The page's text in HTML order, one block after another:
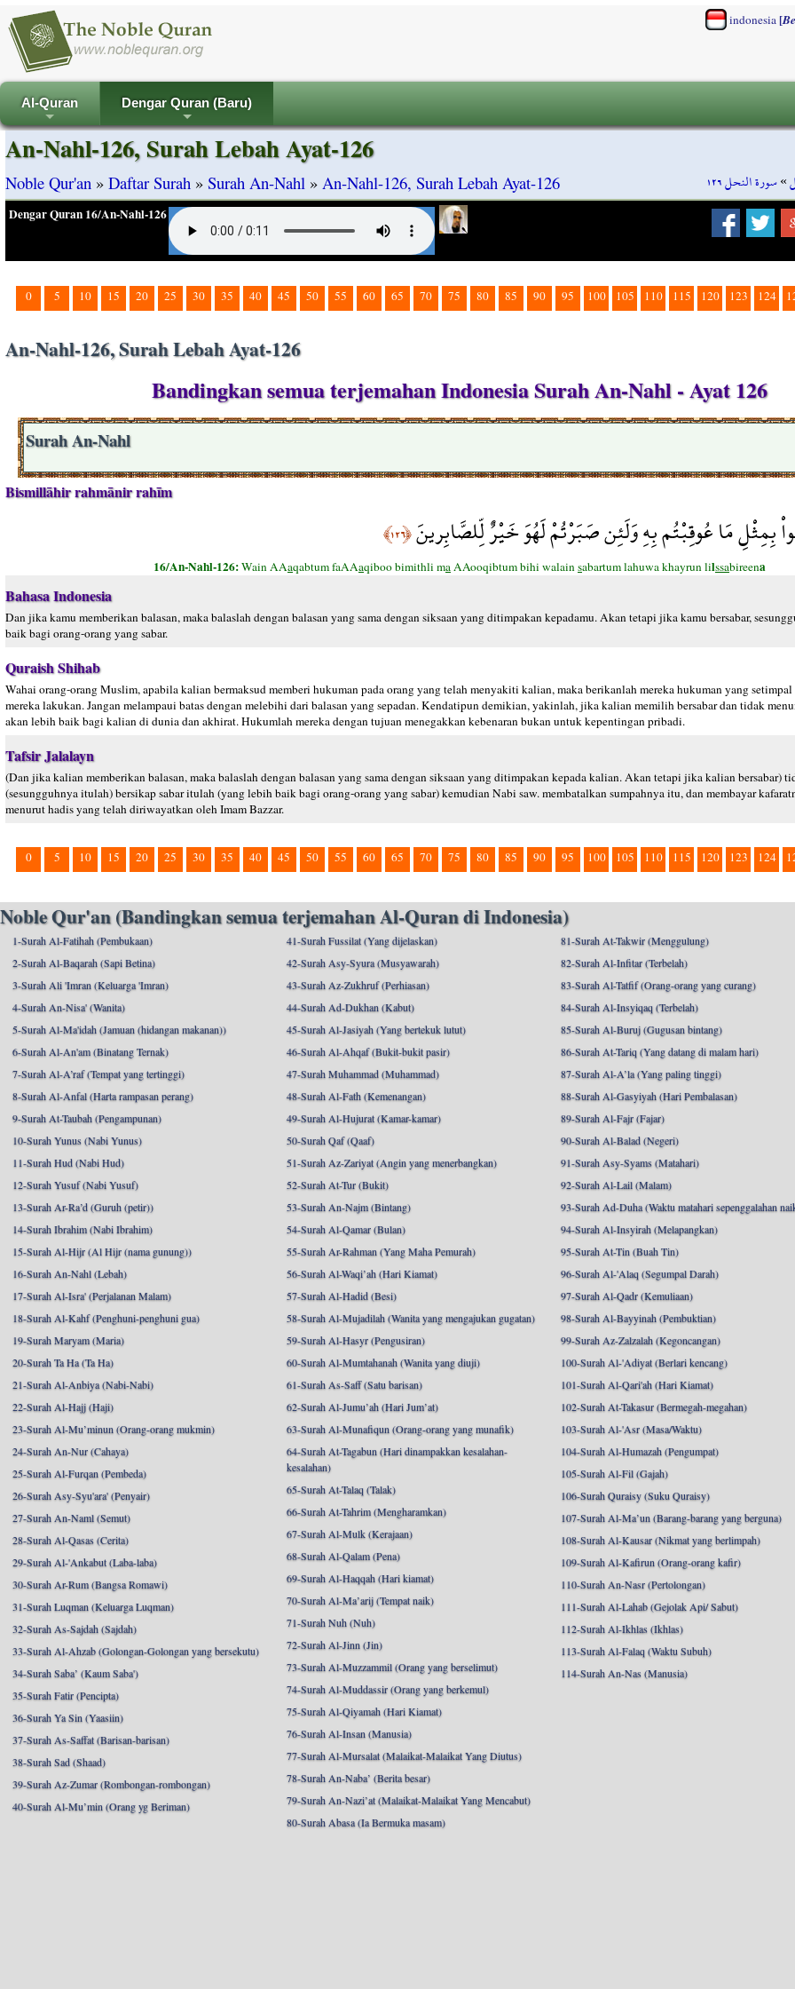
indonesia[
+
Al-Quran
+
Dengar Quran (Baru)
»سورة النحل ١٢٦
An-Nahl-126, Surah Lebah Ayat-126
Noble Qur'an » Daftar Surah » Surah An-Nahl » An-Nahl-126, Surah Lebah Ayat-126
Dengar Quran 16/An-Nahl-126
0 5 10 15 20 25 30 35 40 45 50 55 60 65 70 75 80 85 90 95 100 105 110 115 120 123 124
An-Nahl-126, Surah Lebah Ayat-126
Bandingkan semua terjemahan Indonesia Surah An-Nahl - Ayat 126
Surah An-Nahl
Bismillāhir rahmānir rahīm
بِمِثْلِ مَا عُوقِبْتُم بِهِ وَلَئِن صَبَرْتُمْ لَهُوَ خَيْرٌ لِّلصَّابِرينَ﴿١٢٦﴾
16/An-Nahl-126:Wain AAaqabtum faAAaqiboo bimithli maAAooqibtum bihi walainsabartum lahuwa khayrun lilssabireena
Bahasa Indonesia
Dan jika kamu memberikan balasan, maka balaslah dengan balasan yang sama dengan siksaan yang ditimpakan kepadamu. Akan tetapi jika kamu bersabar,
baik bagi orang-orang yang sabar.
Quraish Shihab
Wahai orang-orang Muslim, apabila kalian bermaksud memberi hukuman pada orang yang telah menyakiti kalian, maka berikanlah mereka hukuman yang setimpal
mereka lakukan. Jangan melampaui batas dengan melebihi dari balasan yang sepadan. Kendatipun demikian, yakinlah, jika kalian memilih bersabar dan tidak
akan lebih baik bagi kalian di dunia dan akhirat. Hukumlah mereka dengan tujuan menegakkan kebenaran bukan untuk kepentingan pribadi.
Tafsir Jalalayn
(Dan jika kalian memberikan balasan, maka balaslah dengan balasan yang sama dengan siksaan yang ditimpakan kepada kalian. Akan tetapi jika kalian bersabar)
(sesungguhnya itulah) bersikap sabar itulah (yang lebih baik bagi orang-orang yang sabar) kemudian Nabi saw. membatalkan sumpahnya itu, dan membayar
menurut hadis yang telah diriwayatkan oleh Imam Bazzar.
0 5 10 15 20 25 30 35 40 45 50 55 60 65 70 75 80 85 90 95 100 105 110 115 120 123 124
Noble Qur'an (Bandingkan semua terjemahan Al-Quran di Indonesia)
1-Surah Al-Fatihah (Pembukaan)
2-Surah Al-Baqarah (Sapi Betina)
3-Surah Ali 'Imran (Keluarga 'Imran)
4-Surah An-Nisa' (Wanita)
5-Surah Al-Ma'idah (Jamuan (hidangan makanan))
6-Surah Al-An'am (Binatang Ternak)
7-Surah Al-A’raf (Tempat yang tertinggi)
8-Surah Al-Anfal (Harta rampasan perang)
9-Surah At-Taubah (Pengampunan)
10-Surah Yunus (Nabi Yunus)
11-Surah Hud (Nabi Hud)
12-Surah Yusuf (Nabi Yusuf)
13-Surah Ar-Ra’d (Guruh (petir))
14-Surah Ibrahim (Nabi Ibrahim)
15-Surah Al-Hijr (Al Hijr (nama gunung))
16-Surah An-Nahl (Lebah)
17-Surah Al-Isra' (Perjalanan Malam)
18-Surah Al-Kahf (Penghuni-penghuni gua)
19-Surah Maryam (Maria)
20-Surah Ta Ha (Ta Ha)
21-Surah Al-Anbiya (Nabi-Nabi)
22-Surah Al-Hajj (Haji)
23-Surah Al-Mu’minun (Orang-orang mukmin)
24-Surah An-Nur (Cahaya)
25-Surah Al-Furqan (Pembeda)
26-Surah Asy-Syu'ara' (Penyair)
27-Surah An-Naml (Semut)
28-Surah Al-Qasas (Cerita)
29-Surah Al-'Ankabut (Laba-laba)
30-Surah Ar-Rum (Bangsa Romawi)
31-Surah Luqman (Keluarga Luqman)
32-Surah As-Sajdah (Sajdah)
33-Surah Al-Ahzab (Golongan-Golongan yang bersekutu)
34-Surah Saba’ (Kaum Saba')
35-Surah Fatir (Pencipta)
36-Surah Ya Sin (Yaasiin)
37-Surah As-Saffat (Barisan-barisan)
38-Surah Sad (Shaad)
39-Surah Az-Zumar (Rombongan-rombongan)
40-Surah Al-Mu’min (Orang yg Beriman)
41-Surah Fussilat (Yang dijelaskan)
42-Surah Asy-Syura (Musyawarah)
43-Surah Az-Zukhruf (Perhiasan)
44-Surah Ad-Dukhan (Kabut)
45-Surah Al-Jasiyah (Yang bertekuk lutut)
46-Surah Al-Ahqaf (Bukit-bukit pasir)
47-Surah Muhammad (Muhammad)
48-Surah Al-Fath (Kemenangan)
49-Surah Al-Hujurat (Kamar-kamar)
50-Surah Qaf (Qaaf)
51-Surah Az-Zariyat (Angin yang menerbangkan)
52-Surah At-Tur (Bukit)
53-Surah An-Najm (Bintang)
54-Surah Al-Qamar (Bulan)
55-Surah Ar-Rahman (Yang Maha Pemurah)
56-Surah Al-Waqi’ah (Hari Kiamat)
57-Surah Al-Hadid (Besi)
58-Surah Al-Mujadilah (Wanita yang mengajukan gugatan)
59-Surah Al-Hasyr (Pengusiran)
60-Surah Al-Mumtahanah (Wanita yang diuji)
61-Surah As-Saff (Satu barisan)
62-Surah Al-Jumu’ah (Hari Jum’at)
63-Surah Al-Munafiqun (Orang-orang yang munafik)
64-Surah At-Tagabun (Hari dinampakkan kesalahan-
kesalahan)
65-Surah At-Talaq (Talak)
66-Surah At-Tahrim (Mengharamkan)
67-Surah Al-Mulk (Kerajaan)
68-Surah Al-Qalam (Pena)
69-Surah Al-Haqqah (Hari kiamat)
70-Surah Al-Ma’arij (Tempat naik)
71-Surah Nuh (Nuh)
72-Surah Al-Jinn (Jin)
73-Surah Al-Muzzammil (Orang yang berselimut)
74-Surah Al-Muddassir (Orang yang berkemul)
75-Surah Al-Qiyamah (Hari Kiamat)
76-Surah Al-Insan (Manusia)
77-Surah Al-Mursalat (Malaikat-Malaikat Yang Diutus)
78-Surah An-Naba’ (Berita besar)
79-Surah An-Nazi’at (Malaikat-Malaikat Yang Mencabut)
80-Surah Abasa (Ia Bermuka masam)
81-Surah At-Takwir (Menggulung)
82-Surah Al-Infitar (Terbelah)
83-Surah Al-Tatfif (Orang-orang yang curang)
84-Surah Al-Insyiqaq (Terbelah)
85-Surah Al-Buruj (Gugusan bintang)
86-Surah At-Tariq (Yang datang di malam hari)
87-Surah Al-A’la (Yang paling tinggi)
88-Surah Al-Gasyiyah (Hari Pembalasan)
89-Surah Al-Fajr (Fajar)
90-Surah Al-Balad (Negeri)
91-Surah Asy-Syams (Matahari)
92-Surah Al-Lail (Malam)
93-Surah Ad-Duha (Waktu matahari sepenggalahan
94-Surah Al-Insyirah (Melapangkan)
95-Surah At-Tin (Buah Tin)
96-Surah Al-'Alaq (Segumpal Darah)
97-Surah Al-Qadr (Kemuliaan)
98-Surah Al-Bayyinah (Pembuktian)
99-Surah Az-Zalzalah (Kegoncangan)
100-Surah Al-'Adiyat (Berlari kencang)
101-Surah Al-Qari'ah (Hari Kiamat)
102-Surah At-Takasur (Bermegah-megahan)
103-Surah Al-'Asr (Masa/Waktu)
104-Surah Al-Humazah (Pengumpat)
105-Surah Al-Fil (Gajah)
106-Surah Quraisy (Suku Quraisy)
107-Surah Al-Ma’un (Barang-barang yang berguna)
108-Surah Al-Kausar (Nikmat yang berlimpah)
109-Surah Al-Kafirun (Orang-orang kafir)
110-Surah An-Nasr (Pertolongan)
111-Surah Al-Lahab (Gejolak Api/ Sabut)
112-Surah Al-Ikhlas (Ikhlas)
113-Surah Al-Falaq (Waktu Subuh)
114-Surah An-Nas (Manusia)